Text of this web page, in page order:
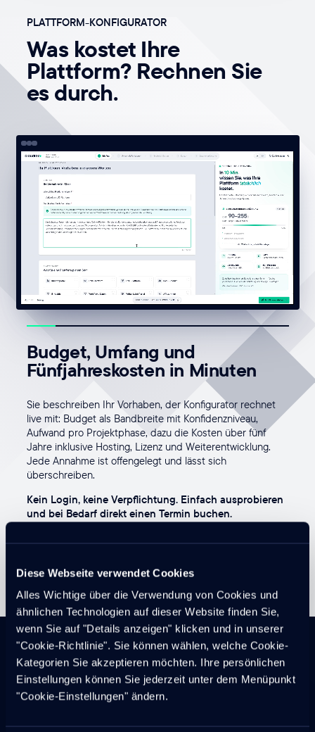
Diese Webseite verwendet Cookies
Alles Wichtige über die Verwendung von Cookies und
ähnlichen Technologien auf dieser Website finden Sie,
wenn Sie auf "Details anzeigen" klicken und in unserer
"Cookie-Richtlinie". Sie können wählen, welche Cookie-
Kategorien Sie akzeptieren möchten. Ihre persönlichen
Einstellungen können Sie jederzeit unter dem Menüpunkt
"Cookie-Einstellungen" ändern.
PLATTFORM-KONFIGURATOR
Was kostet Ihre
Plattform? Rechnen Sie
es durch.
Budget, Umfang und
Fünfjahreskosten in Minuten
Sie beschreiben Ihr Vorhaben, der Konfigurator rechnet
live mit: Budget als Bandbreite mit Konfidenzniveau,
Aufwand pro Projektphase, dazu die Kosten über fünf
Jahre inklusive Hosting, Lizenz und Weiterentwicklung.
Jede Annahme ist offengelegt und lässt sich
überschreiben.
Kein Login, keine Verpflichtung. Einfach ausprobieren
und bei Bedarf direkt einen Termin buchen.
Konfigurator starten
IHRE ENGAGIERTEN PLATTFORM-SPEZIALISTEN
Wir gehen auf Ihre